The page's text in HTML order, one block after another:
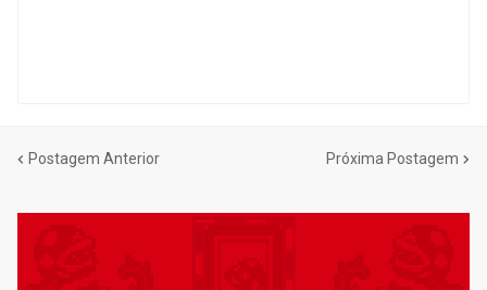
Postagem Anterior Próxima Postagem